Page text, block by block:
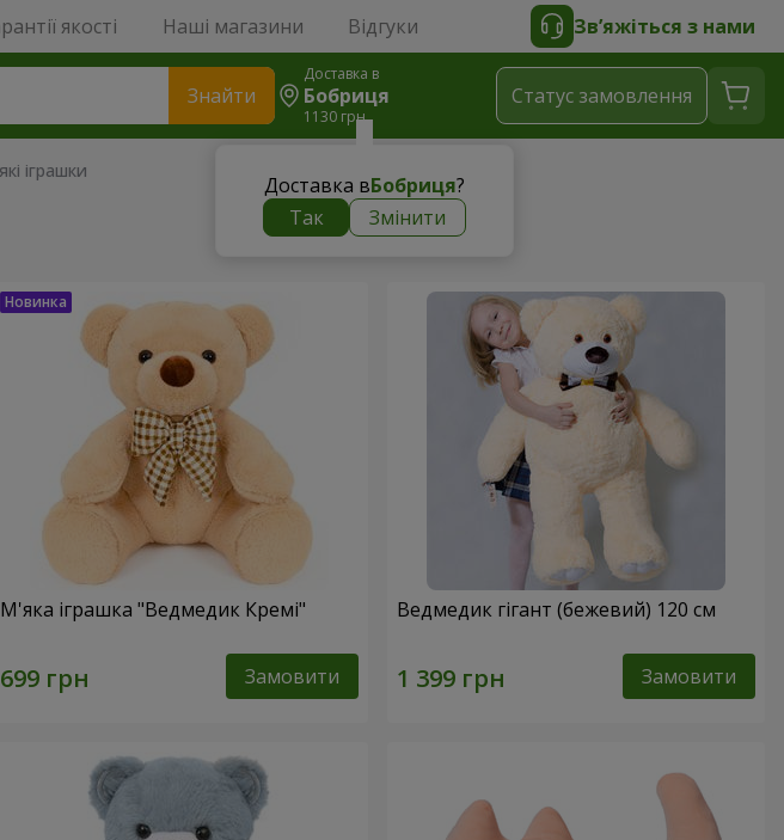
якості Наші магазини Відгуки Зв’яжіться з нами
Знайти
Доставка в
Бобриця
1130 грн
Доставка вБобриця?
Так
Змінити
Статус замовлення
іграшки
М'яка іграшка "Ведмедик Кремі"
Замовити
Ведмедик гігант (бежевий) 120 см
Замовити